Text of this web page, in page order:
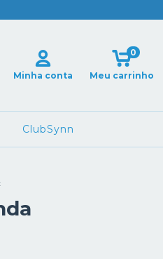
Minha conta Meu carrinho
0
ClubSynn